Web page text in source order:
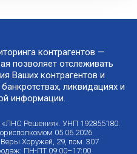
контрагентов —
позволяет отслеживать
Ваших контрагентов и
ликвидациях и
информации.
«ЛНС Решения». УНП 192855180.
05.06.2026
Хоружей, 29, пом. 307
ПН-ПТ 09:00–17:00.